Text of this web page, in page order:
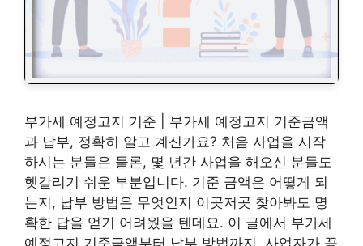
부가세 예정고지 기준 | 부가세 예정고지 기준금액
과 납부, 정확히 알고 계신가요? 처음 사업을 시작
하시는 분들은 물론, 몇 년간 사업을 해오신 분들도
헷갈리기 쉬운 부분입니다. 기준 금액은 어떻게 되
는지, 납부 방법은 무엇인지 이곳저곳 찾아봐도 명
확한 답을 얻기 어려웠을 텐데요. 이 글에서 부가세